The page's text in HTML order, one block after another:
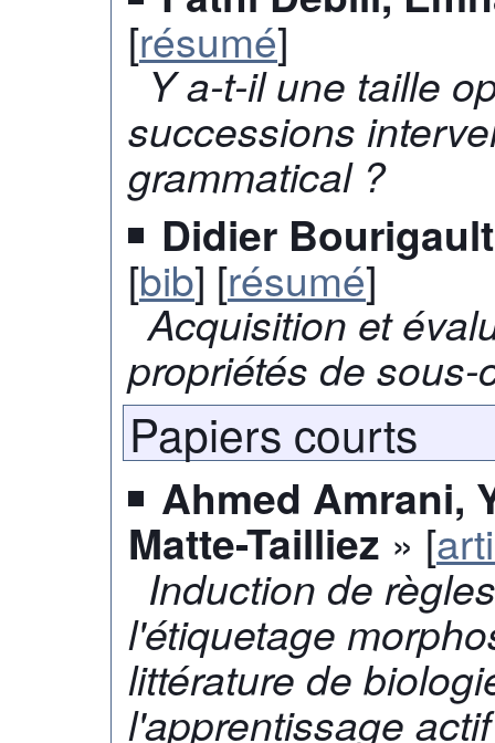
[résumé]
Y a-t-il une taille
successions
grammatical ?
Didier
[bib] [résumé]
Acquisition et
propriétés de
Papiers courts
Ahmed Amrani,
Matte-Tailliez » [
Induction de
l'étiquetage
littérature de
l'apprentissage actif